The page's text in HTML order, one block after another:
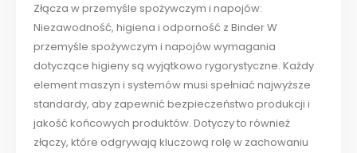
Złącza w przemyśle spożywczym i napojów:
Niezawodność, higiena i odporność z Binder W
przemyśle spożywczym i napojów wymagania
dotyczące higieny są wyjątkowo rygorystyczne. Każdy
element maszyn i systemów musi spełniać najwyższe
standardy, aby zapewnić bezpieczeństwo produkcji i
jakość końcowych produktów. Dotyczy to również
złączy, które odgrywają kluczową rolę w zachowaniu